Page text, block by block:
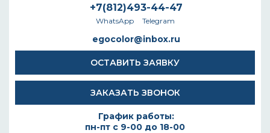
+7(812)493-44-47
WhatsApp Telegram
egocolor@inbox.ru
ОСТАВИТЬ ЗАЯВКУ
ЗАКАЗАТЬ ЗВОНОК
График работы:
пн-пт с 9-00 до 18-00